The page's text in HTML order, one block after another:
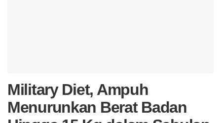
Military Diet, Ampuh
Menurunkan Berat Badan